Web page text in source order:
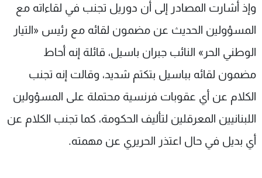
وإذ أشارت المصادر إلى أن دوريل تجنب في لقاءاته مع
المسؤولين الحديث عن مضمون لقائه مع رئيس «التيار
الوطني الحر» النائب جبران باسيل، قائلة إنه أحاط
مضمون لقائه بباسيل بتكتم شديد، وقالت إنه تجنب
الكلام عن أي عقوبات فرنسية محتملة على المسؤولين
اللبنانيين المعرقلين لتأليف الحكومة، كما تجنب الكلام عن
أي بديل في حال اعتذر الحريري عن مهمته.